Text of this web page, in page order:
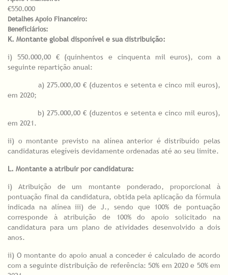
€550.000
Detalhes Apoio Financeiro:
Beneficiários:
K. Montante global disponível e sua distribuição:
i) 550.000,00 € (quinhentos e cinquenta mil euros), com a
seguinte repartição anual:
a) 275.000,00 € (duzentos e setenta e cinco mil euros),
em 2020;
b) 275.000,00 € (duzentos e setenta e cinco mil euros),
em 2021.
ii) o montante previsto na alínea anterior é distribuído pelas
candidaturas elegíveis devidamente ordenadas até ao seu limite.
L. Montante a atribuir por candidatura:
i) Atribuição de um montante ponderado, proporcional à
pontuação final da candidatura, obtida pela aplicação da fórmula
indicada na alínea iii) de J., sendo que 100% de pontuação
corresponde à atribuição de 100% do apoio solicitado na
candidatura para um plano de atividades desenvolvido a dois
anos.
ii) O montante do apoio anual a conceder é calculado de acordo
com a seguinte distribuição de referência: 50% em 2020 e 50% em